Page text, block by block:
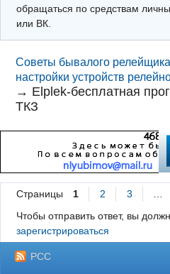
обращаться по средствам
или ВК.
Советы бывалого релейщика
настройки устройств
→ Elplek-бесплатная
ТКЗ
Страницы 1 2 3 …
Чтобы отправить ответ, вы
зарегистрироваться
РСС